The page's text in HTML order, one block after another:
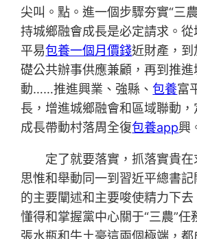
尖叫。點。進一個步驟夯實“三
持城鄉融會成長是必定請求。
平易包養一個月價錢近財產，
礎公共辦事供應兼顧，再到推
動……推進興業、強縣、包養富
長，增進城鄉融會和區域聯動
成長帶動村落周全復包養app興
定了就要落實，抓落實貴
思惟和舉動同一到習近平總書記
的主要闡述和主要唆使精力下
懂得和掌握黨中心關于“三農”任